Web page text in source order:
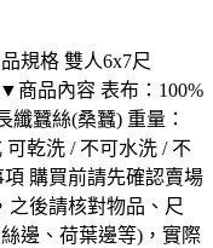
規格 雙人6x7尺
商品內容 表布：100%
纖蠶絲(桑蠶) 重量：
乾洗 / 不可水洗 / 不
購買前請先確認賣場
之後請核對物品、尺
邊、荷葉邊等)，實際